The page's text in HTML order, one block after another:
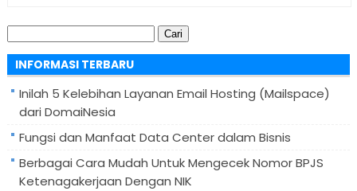
Cari
untuk:
INFORMASI TERBARU
Inilah 5 Kelebihan Layanan Email Hosting (Mailspace)
dari DomaiNesia
Fungsi dan Manfaat Data Center dalam Bisnis
Berbagai Cara Mudah Untuk Mengecek Nomor BPJS
Ketenagakerjaan Dengan NIK